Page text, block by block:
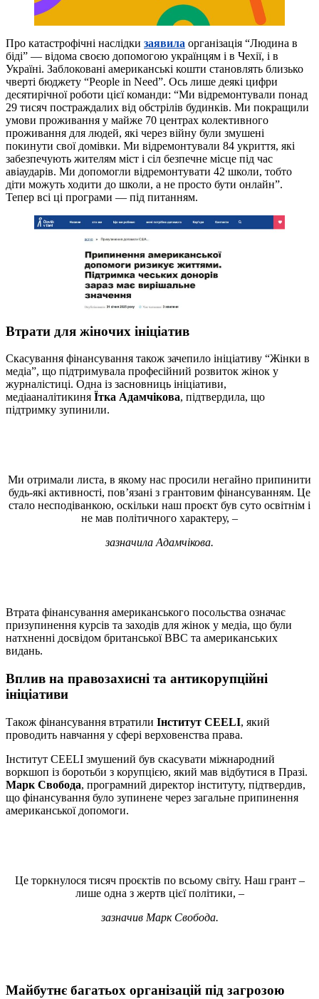
Про катастрофічні наслідки заявила організація “Людина в
біді” — відома своєю допомогою українцям і в Чехії, і в
Україні. Заблоковані американські кошти становлять близько
чверті бюджету “People in Need”. Ось лише деякі цифри
десятирічної роботи цієї команди: “Ми відремонтували понад
29 тисяч постраждалих від обстрілів будинків. Ми покращили
умови проживання у майже 70 центрах колективного
проживання для людей, які через війну були змушені
покинути свої домівки. Ми відремонтували 84 укриття, які
забезпечують жителям міст і сіл безпечне місце під час
авіаударів. Ми допомогли відремонтувати 42 школи, тобто
діти можуть ходити до школи, а не просто бути онлайн”.
Тепер всі ці програми — під питанням.
Втрати для жіночих ініціатив
Скасування фінансування також зачепило ініціативу “Жінки в
медіа”, що підтримувала професійний розвиток жінок у
журналістиці. Одна із засновниць ініціативи,
медіааналітикиня Їтка Адамчікова, підтвердила, що
підтримку зупинили.
Ми отримали листа, в якому нас просили негайно припинити
будь-які активності, пов’язані з грантовим фінансуванням. Це
стало несподіванкою, оскільки наш проєкт був суто освітнім і
не мав політичного характеру, –
зазначила Адамчікова.
Втрата фінансування американського посольства означає
призупинення курсів та заходів для жінок у медіа, що були
натхненні досвідом британської BBC та американських
видань.
Вплив на правозахисні та антикорупційні
ініціативи
Також фінансування втратили Інститут CEELI, який
проводить навчання у сфері верховенства права.
Інститут CEELI змушений був скасувати міжнародний
воркшоп із боротьби з корупцією, який мав відбутися в Празі.
Марк Свобода, програмний директор інституту, підтвердив,
що фінансування було зупинене через загальне припинення
американської допомоги.
Це торкнулося тисяч проєктів по всьому світу. Наш грант –
лише одна з жертв цієї політики, –
зазначив Марк Свобода.
Майбутнє багатьох організацій під загрозою